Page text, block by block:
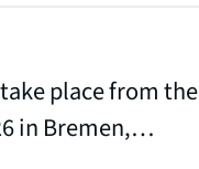
place from the
in Bremen,